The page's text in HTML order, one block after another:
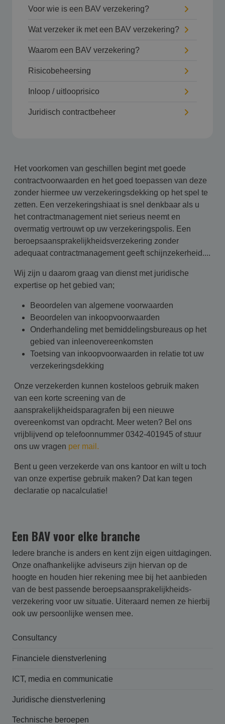
Voor wie is een BAV verzekering?
Wat verzeker ik met een BAV verzekering?
Waarom een BAV verzekering?
Risicobeheersing
Inloop / uitlooprisico
Juridisch contractbeheer
Het voorkomen van geschillen begint met goede
contractvoorwaarden en het goed toepassen van deze
zonder hiermee uw verzekeringsdekking op het spel te
zetten. Een verzekeringshiaat is snel denkbaar als u
het contractmanagement niet serieus neemt en
overmatig vertrouwt op uw verzekeringspolis. Een
beroepsaansprakelijkheidsverzekering zonder
adequaat contractmanagement geeft schijnzekerheid....
Wij zijn u daarom graag van dienst met juridische
expertise op het gebied van;
Beoordelen van algemene voorwaarden
Beoordelen van inkoopvoorwaarden
Onderhandeling met bemiddelingsbureaus op het
gebied van inleenovereenkomsten
Toetsing van inkoopvoorwaarden in relatie tot uw
verzekeringsdekking
Onze verzekerden kunnen kosteloos gebruik maken
van een korte screening van de
aansprakelijkheidsparagrafen bij een nieuwe
overeenkomst van opdracht. Meer weten? Bel ons
vrijblijvend op telefoonnummer 0342-401945 of stuur
ons uw vragen per mail.
Bent u geen verzekerde van ons kantoor en wilt u toch
van onze expertise gebruik maken? Dat kan tegen
declaratie op nacalculatie!
Een BAV voor elke branche
Iedere branche is anders en kent zijn eigen uitdagingen.
Onze onafhankelijke adviseurs zijn hiervan op de
hoogte en houden hier rekening mee bij het aanbieden
van de best passende beroepsaansprakelijk­heids­
verzekering voor uw situatie. Uiteraard nemen ze hierbij
ook uw persoonlijke wensen mee.
Consultancy
Financiele dienstverlening
ICT, media en communicatie
Juridische dienstverlening
Technische beroepen